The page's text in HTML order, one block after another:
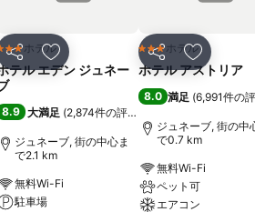
シェア お気に入りに追加
ホテルのランク
ホテル
テル エデン ジュネー
8.9 大満足 (2,874件の評価
ジュネーブ, 街の中心ま
で2.1 km
無料Wi-Fi
駐車場
シェア お気に入
3 ホテルのランク
ホテル
ホテル アストリア
8.0 満足 (6,991件の
ジュネーブ, 街の中
で0.7 km
無料Wi-Fi
ペット可
エアコン